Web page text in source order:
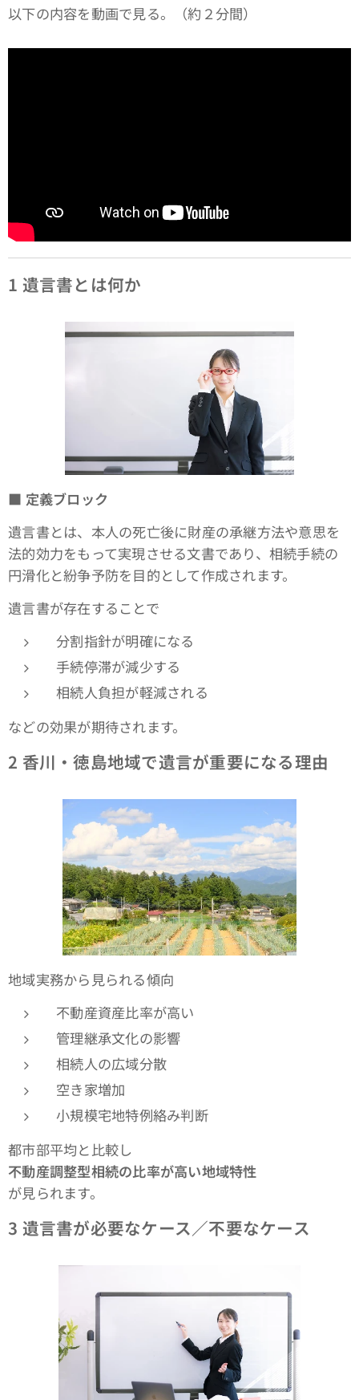
以下の内容を動画で見る。（約２分間）
1 遺言書とは何か
■ 定義ブロック
遺言書とは、本人の死亡後に財産の承継方法や意思を
法的効力をもって実現させる文書であり、相続手続の
円滑化と紛争予防を目的として作成されます。
遺言書が存在することで
分割指針が明確になる
手続停滞が減少する
相続人負担が軽減される
などの効果が期待されます。
2 香川・徳島地域で遺言が重要になる理由
地域実務から見られる傾向
不動産資産比率が高い
管理継承文化の影響
相続人の広域分散
空き家増加
小規模宅地特例絡み判断
都市部平均と比較し
不動産調整型相続の比率が高い地域特性
が見られます。
3 遺言書が必要なケース／不要なケース